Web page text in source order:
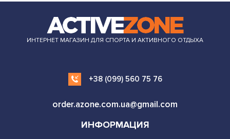
ИНТЕРНЕТ МАГАЗИН ДЛЯ СПОРТА И АКТИВНОГО ОТДЫХА
+38 (099) 560 75 76
order.azone.com.ua@gmail.com
ИНФОРМАЦИЯ